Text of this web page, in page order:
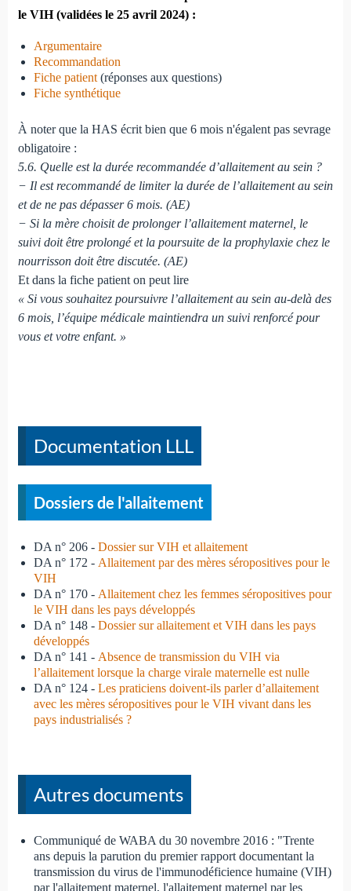
le VIH (validées le 25 avril 2024) :
Argumentaire
Recommandation
Fiche patient(réponses aux questions)
Fiche synthétique
À noter que la HAS écrit bien que 6 mois n'égalent pas sevrage
obligatoire :
5.6. Quelle est la durée recommandée d’allaitement au sein ?
− Il est recommandé de limiter la durée de l’allaitement au sein
et de ne pas dépasser 6 mois. (AE)
− Si la mère choisit de prolonger l’allaitement maternel, le
suivi doit être prolongé et la poursuite de la prophylaxie chez le
nourrisson doit être discutée. (AE)
Et dans la fiche patient on peut lire
« Si vous souhaitez poursuivre l’allaitement au sein au-delà des
6 mois, l’équipe médicale maintiendra un suivi renforcé pour
vous et votre enfant. »
Documentation LLL
Dossiers de l'allaitement
DA n° 206 - Dossier sur VIH et allaitement
DA n° 172 - Allaitement par des mères séropositives pour le
VIH
DA n° 170 - Allaitement chez les femmes séropositives pour
le VIH dans les pays développés
DA n° 148 - Dossier sur allaitement et VIH dans les pays
développés
DA n° 141 - Absence de transmission du VIH via
l’allaitement lorsque la charge virale maternelle est nulle
DA n° 124 - Les praticiens doivent-ils parler d’allaitement
avec les mères séropositives pour le VIH vivant dans les
pays industrialisés ?
Autres documents
Communiqué de WABA du 30 novembre 2016 : "Trente
ans depuis la parution du premier rapport documentant la
transmission du virus de l'immunodéficience humaine (VIH)
par l'allaitement maternel, l'allaitement maternel par les